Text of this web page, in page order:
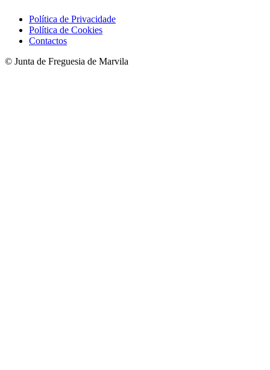
Política de Privacidade
Política de Cookies
Contactos
© Junta de Freguesia de Marvila